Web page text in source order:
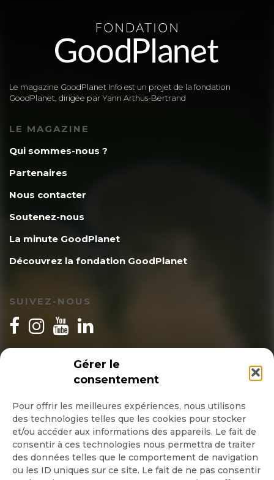
Gérer le
consentement
Pour offrir les meilleures expériences, nous utilisons
des technologies telles que les cookies pour stocker
et/ou accéder aux informations des appareils. Le fait de
consentir à ces technologies nous permettra de traiter
des données telles que le comportement de navigation
ou les ID uniques sur ce site. Le fait de ne pas consentir
Le magazine GoodPlanet Info est un projet de la fondation
GoodPlanet, dirigée par Yann Arthus-Bertrand
LE MAGAZINE
Qui sommes-nous ?
Partenaires
Nous contacter
Soutenez-nous
La minute GoodPlanet
Découvrez la fondation GoodPlanet
SUIVEZ-NOUS
INSCRIPTION NEWSLETTER
Quotidienne
Hebdo